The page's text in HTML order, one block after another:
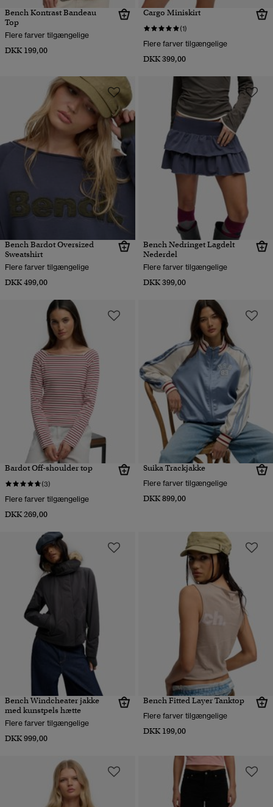
Bench Kontrast Bandeau
Top
Flere farver tilgængelige
DKK 199,00
Cargo Miniskirt
(1)
Flere farver tilgængelige
DKK 399,00
Bench Bardot Oversized
Sweatshirt
Flere farver tilgængelige
DKK 499,00
Bench Nedringet Lagdelt
Nederdel
Flere farver tilgængelige
DKK 399,00
Bardot Off-shoulder top
(3)
Flere farver tilgængelige
DKK 269,00
Suika Trackjakke
Flere farver tilgængelige
DKK 899,00
Bench Windcheater jakke
med kunstpels hætte
Flere farver tilgængelige
DKK 999,00
Bench Fitted Layer Tanktop
Flere farver tilgængelige
DKK 199,00